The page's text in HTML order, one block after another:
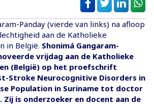
Panday (vierde van links) na afloop
aan de Katholieke
in België. Shonimá Gangaram-
vrijdag aan de Katholieke
(België) op het proefschrift
Stroke Neurocognitive Disorders in
Population in Suriname tot doctor
Zij is onderzoeker en docent aan de